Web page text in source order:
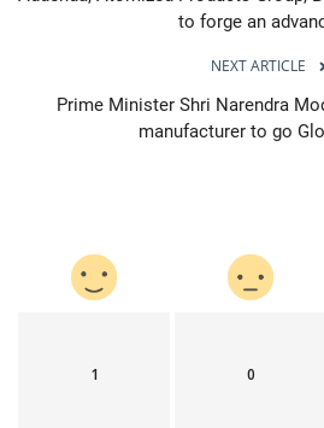
to forge an
NEXT ARTICLE
Prime Minister Shri Narendra
manufacturer to go
1 0